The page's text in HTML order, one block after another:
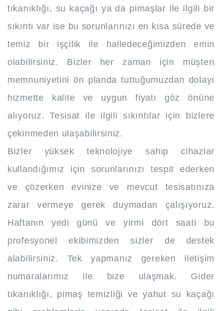
tıkanıklığı, su kaçağı ya da pimaşlar ile ilgili bir
sıkıntı var ise bu sorunlarınızı en kısa sürede ve
temiz bir işçilik ile halledeceğimizden emin
olabilirsiniz. Bizler her zaman için müşteri
memnuniyetini ön planda tuttuğumuzdan dolayı
hizmette kalite ve uygun fiyatı göz önüne
alıyoruz. Tesisat ile ilgili sıkıntılar için bizlere
çekinmeden ulaşabilirsiniz.
Bizler yüksek teknolojiye sahip cihazlar
kullandığımız için sorunlarınızı tespit ederken
ve çözerken evinize ve mevcut tesisatınıza
zarar vermeye gerek duymadan çalışıyoruz.
Haftanın yedi günü ve yirmi dört saati bu
profesyonel ekibimizden sizler de destek
alabilirsiniz. Tek yapmanız gereken iletişim
numaralarımız ile bize ulaşmak. Gider
tıkanıklığı, pimaş temizliği ve yahut su kaçağı